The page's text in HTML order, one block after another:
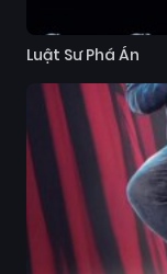
Luật Sư Phá Án